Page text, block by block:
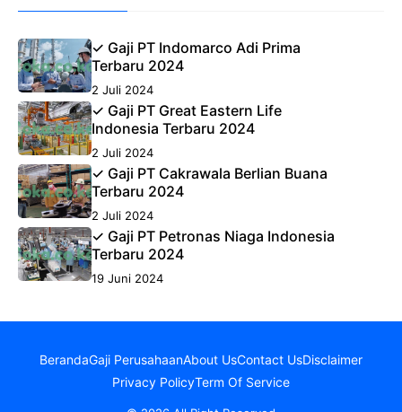
✓ Gaji PT Indomarco Adi Prima
Terbaru 2024
2 Juli 2024
✓ Gaji PT Great Eastern Life
Indonesia Terbaru 2024
2 Juli 2024
✓ Gaji PT Cakrawala Berlian Buana
Terbaru 2024
2 Juli 2024
✓ Gaji PT Petronas Niaga Indonesia
Terbaru 2024
19 Juni 2024
BerandaGaji PerusahaanAbout UsContact UsDisclaimer
Privacy PolicyTerm Of Service